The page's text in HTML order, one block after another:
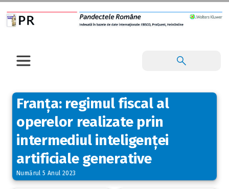
Franța: regimul fiscal al
operelor realizate prin
intermediul inteligenței
artificiale generative
Numărul 5 Anul 2023